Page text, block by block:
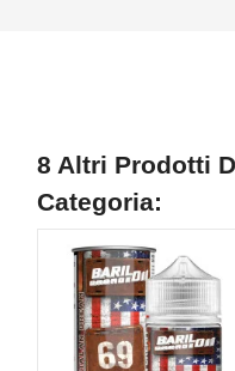
8 Altri Prodotti
Categoria: